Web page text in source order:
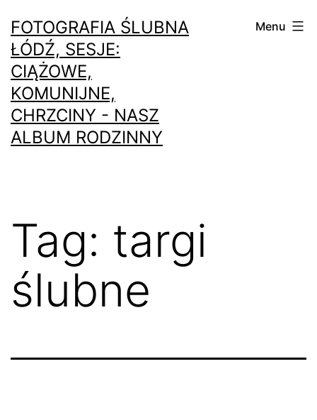
do
treści
FOTOGRAFIA ŚLUBNA
ŁÓDŹ, SESJE:
CIĄŻOWE,
KOMUNIJNE,
CHRZCINY - NASZ
ALBUM RODZINNY
Menu
Tag: targi
ślubne